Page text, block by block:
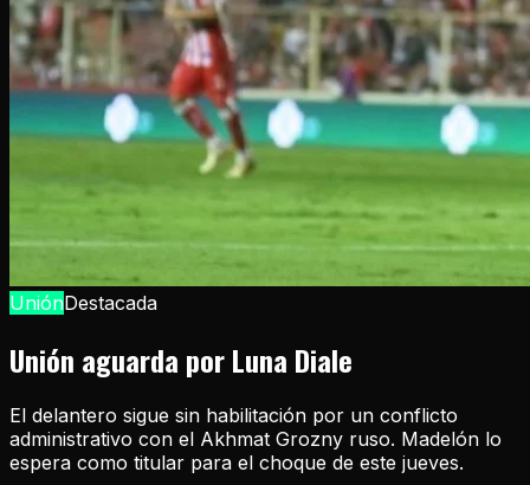
UniónDestacada
Unión aguarda por Luna Diale
El delantero sigue sin habilitación por un conflicto
administrativo con el Akhmat Grozny ruso. Madelón lo
espera como titular para el choque de este jueves.